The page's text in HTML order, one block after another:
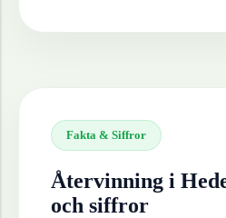
Fakta & Siffror
Återvinning i
och siffror